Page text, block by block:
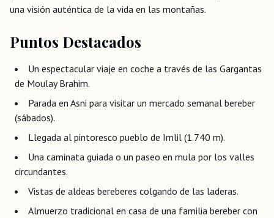
una visión auténtica de la vida en las montañas.
Puntos Destacados
Un espectacular viaje en coche a través de las Gargantas
de Moulay Brahim.
Parada en Asni para visitar un mercado semanal bereber
(sábados).
Llegada al pintoresco pueblo de Imlil (1.740 m).
Una caminata guiada o un paseo en mula por los valles
circundantes.
Vistas de aldeas bereberes colgando de las laderas.
Almuerzo tradicional en casa de una familia bereber con